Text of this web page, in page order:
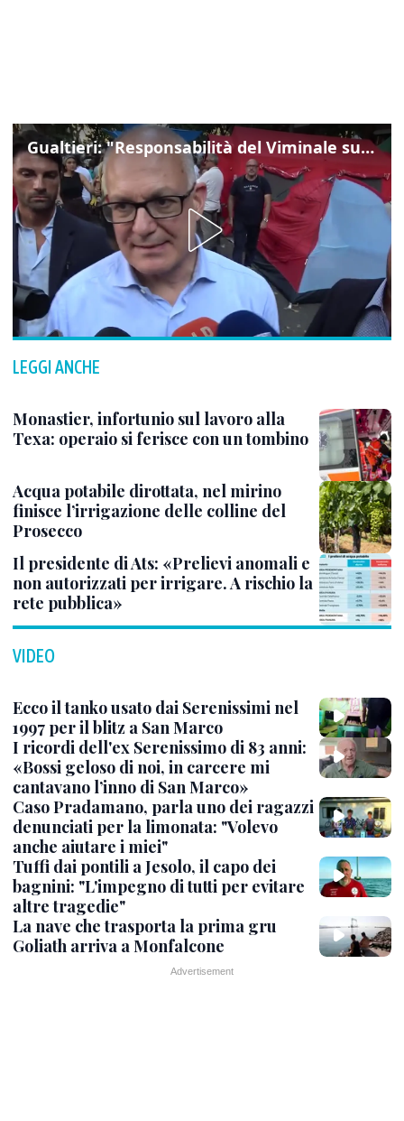
Gualtieri: "Responsabilità del Viminale su Spin Time? La posizione dei partiti è nota"
LEGGI ANCHE
Monastier, infortunio sul lavoro alla
Texa: operaio si ferisce con un tombino
Acqua potabile dirottata, nel mirino
finisce l’irrigazione delle colline del
Prosecco
Il presidente di Ats: «Prelievi anomali e
non autorizzati per irrigare. A rischio la
rete pubblica»
VIDEO
Ecco il tanko usato dai Serenissimi nel
1997 per il blitz a San Marco
I ricordi dell'ex Serenissimo di 83 anni:
«Bossi geloso di noi, in carcere mi
cantavano l’inno di San Marco»
Caso Pradamano, parla uno dei ragazzi
denunciati per la limonata: "Volevo
anche aiutare i miei"
Tuffi dai pontili a Jesolo, il capo dei
bagnini: "L'impegno di tutti per evitare
altre tragedie"
La nave che trasporta la prima gru
Goliath arriva a Monfalcone